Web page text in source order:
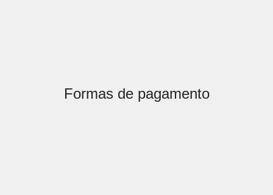
Formas de pagamento